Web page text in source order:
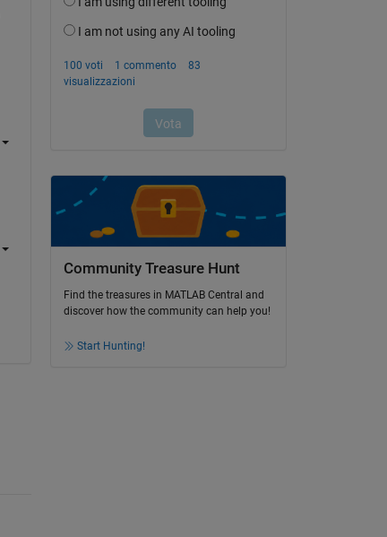
Community Treasure Hunt
Find the treasures in MATLAB Central and
discover how the community can help you!
Start Hunting!